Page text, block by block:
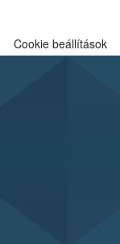
Cookie beállítások